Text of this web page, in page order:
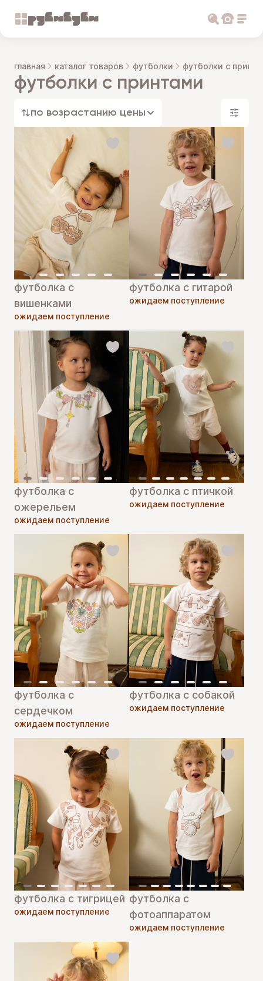
главная каталог товаров футболки футболки с
футболки с принтами
по возрастанию цены
футболка с
вишенками
ожидаем поступление
футболка с гитарой
ожидаем поступление
футболка с
ожерельем
ожидаем поступление
футболка с птичкой
ожидаем поступление
футболка с
сердечком
ожидаем поступление
футболка с собакой
ожидаем поступление
футболка с тигрицей
ожидаем поступление
футболка с
фотоаппаратом
ожидаем поступление